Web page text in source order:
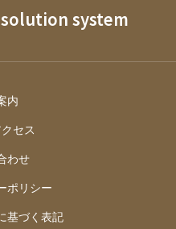
system
内
セス
わせ
ポリシー
基づく表記